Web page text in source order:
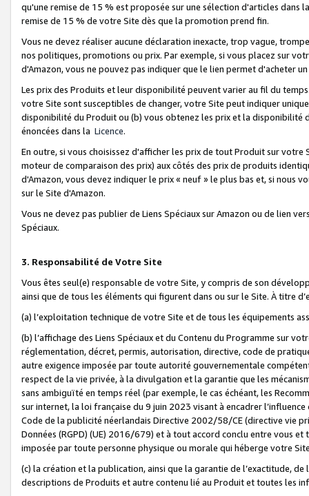
qu'une remise de 15 % est proposée sur une sélection d'articles
remise de 15 % de votre Site dès que la promotion prend fin.
Vous ne devez réaliser aucune déclaration inexacte, trop vague,
nos politiques, promotions ou prix. Par exemple, si vous placez sur
d'Amazon, vous ne pouvez pas indiquer que le lien permet d'acheter
Les prix des Produits et leur disponibilité peuvent varier au fil du
votre Site sont susceptibles de changer, votre Site peut indiquer
disponibilité du Produit ou (b) vous obtenez les prix et la disponibilité
énoncées dans la Licence.
En outre, si vous choisissez d'afficher les prix de tout Produit sur
moteur de comparaison des prix) aux côtés des prix de produits
d'Amazon, vous devez indiquer le prix « neuf » le plus bas et, si nous
sur le Site d'Amazon.
Vous ne devez pas publier de Liens Spéciaux sur Amazon ou de lien
Spéciaux.
3. Responsabilité de Votre Site
Vous êtes seul(e) responsable de votre Site, y compris de son
ainsi que de tous les éléments qui figurent dans ou sur le Site. À titre
(a) l’exploitation technique de votre Site et de tous les équipements
(b) l’affichage des Liens Spéciaux et du Contenu du Programme sur
réglementation, décret, permis, autorisation, directive, code de
autre exigence imposée par toute autorité gouvernementale
respect de la vie privée, à la divulgation et la garantie que les
sans ambiguïté en temps réel (par exemple, le cas échéant, les
sur internet, la loi française du 9 juin 2023 visant à encadrer
Code de la publicité néerlandais Directive 2002/58/CE (directive vie
Données (RGPD) (UE) 2016/679) et à tout accord conclu entre vous
imposée par toute personne physique ou morale qui héberge votre
(c) la création et la publication, ainsi que la garantie de l’exactitude,
descriptions de Produits et autre contenu lié au Produit et toutes les